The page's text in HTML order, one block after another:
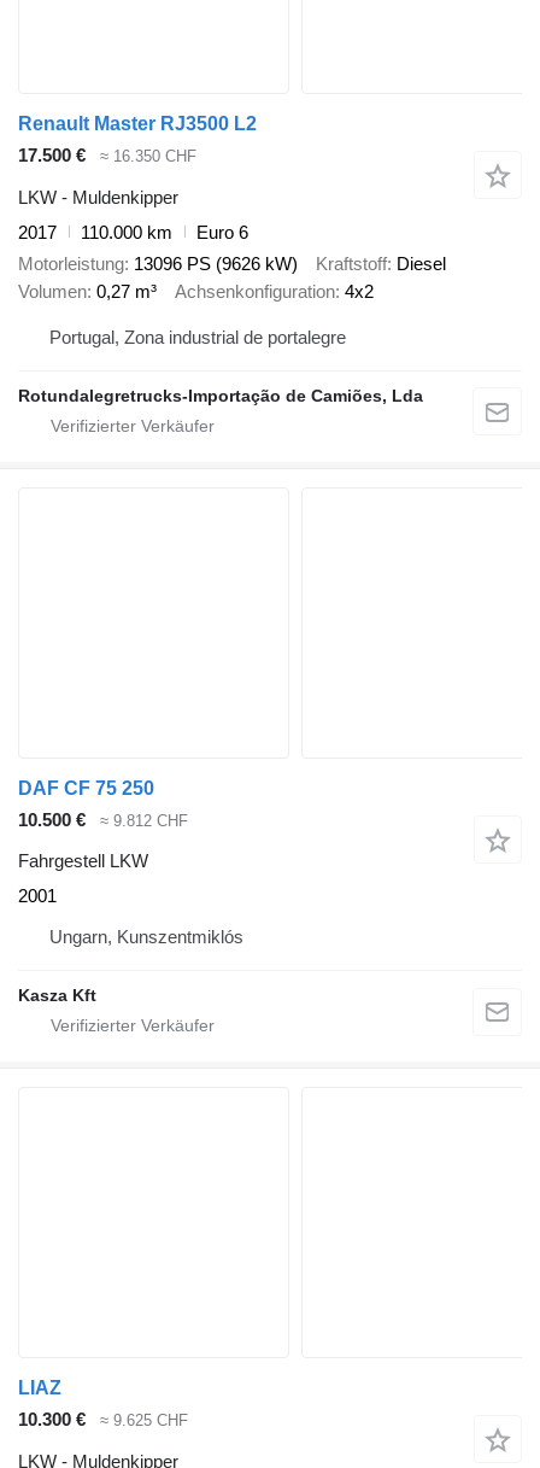
Renault Master RJ3500 L2
17.500 €
≈ 16.350 CHF
LKW - Muldenkipper
2017
110.000 km
Euro 6
Motorleistung 13096 PS (9626 kW) Kraftstoff Diesel
Volumen 0,27 m³ Achsenkonfiguration 4x2
Portugal, Zona industrial de portalegre
Rotundalegretrucks-Importação de Camiões, Lda
DAF CF 75 250
10.500 €
≈ 9.812 CHF
Fahrgestell LKW
2001
Ungarn, Kunszentmiklós
Kasza Kft
LIAZ
10.300 €
≈ 9.625 CHF
LKW - Muldenkipper